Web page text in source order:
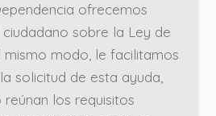
ofrecemos
sobre la Ley de
mismo modo, le facilitamos
solicitud de esta ayuda,
los requisitos